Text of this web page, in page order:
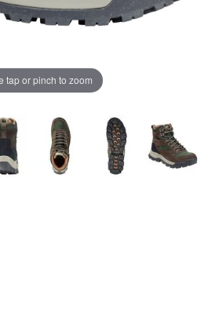
tap or pinch to zoom
mens/shoes/hiking-